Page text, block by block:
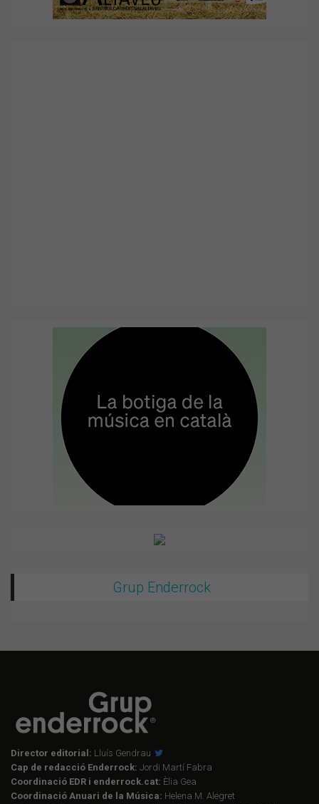
Grup Enderrock
Director editorial: Lluís Gendrau
Cap de redacció Enderrock: Jordi Martí Fabra
Coordinació EDR i enderrock.cat: Èlia Gea
Coordinació Anuari de la Música: Helena M. Alegret